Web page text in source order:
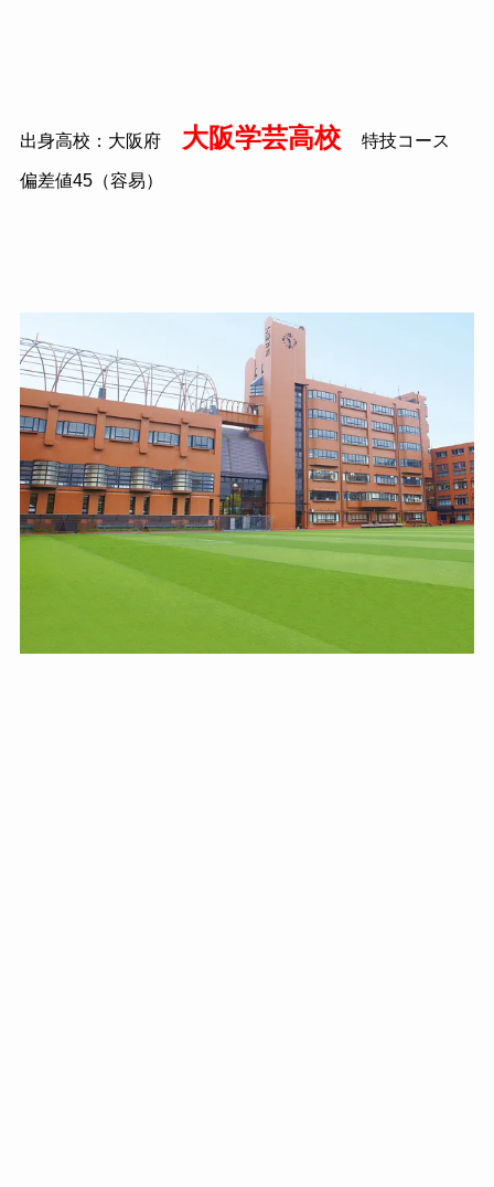
出身高校：大阪府 大阪学芸高校 特技コース
偏差値45（容易）